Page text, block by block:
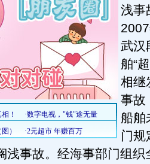
浅事
武汉
舶“
相继
事故
船舶
门规
浅事故。经海事部门组织